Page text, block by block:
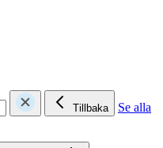
Tillbaka
Se alla